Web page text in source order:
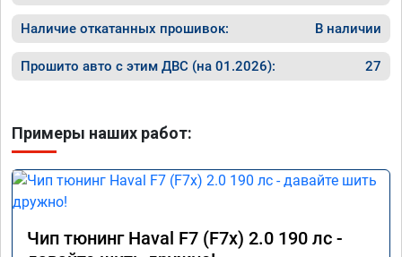
Наличие откатанных прошивок: В наличии
Прошито авто с этим ДВС (на 01.2026): 27
Примеры наших работ:
Чип тюнинг Haval F7 (F7x) 2.0 190 лс -